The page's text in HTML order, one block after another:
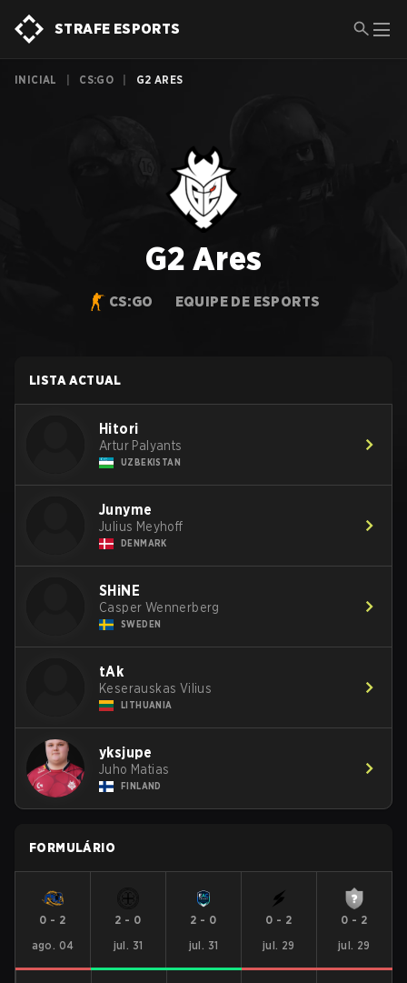
STRAFE ESPORTS
INICIAL CS:GO G2 ARES
G2 Ares
CS:GO EQUIPE DE ESPORTS
LISTA ACTUAL
Hitori
Artur Palyants
UZBEKISTAN
Junyme
Julius Meyhoff
DENMARK
SHiNE
Casper Wennerberg
SWEDEN
tAk
Keserauskas Vilius
LITHUANIA
yksjupe
Juho Matias
FINLAND
FORMULÁRIO
0 - 2
ago. 04
2 - 0
jul. 31
2 - 0
jul. 31
0 - 2
jul. 29
0 - 2
jul. 29